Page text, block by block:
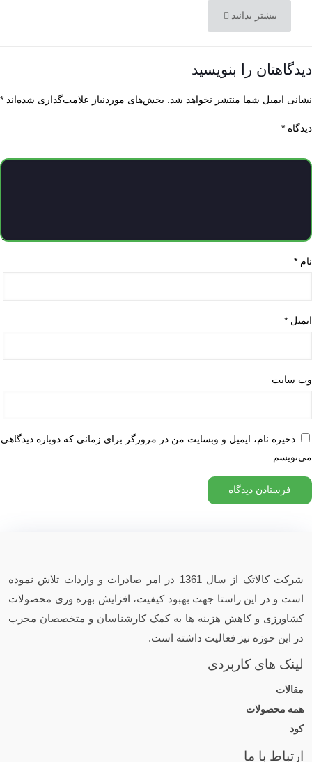
بیشتر بدانید
دیدگاهتان را بنویسید
نشانی ایمیل شما منتشر نخواهد شد. بخش‌های موردنیاز علامت‌گذاری شده‌اند *
دیدگاه *
نام *
ایمیل *
وب‌ سایت
ذخیره نام، ایمیل و وبسایت من در مرورگر برای زمانی که دوباره دیدگاهی
می‌نویسم.
شرکت کالاتک از سال 1361 در امر صادرات و واردات تلاش نموده
است و در این راستا جهت بهبود کیفیت، افزایش بهره وری محصولات
کشاورزی و کاهش هزینه ها به کمک کارشناسان و متخصصان مجرب
در این حوزه نیز فعالیت داشته است.
لینک های کاربردی
مقالات
همه محصولات
کود
ارتباط با ما